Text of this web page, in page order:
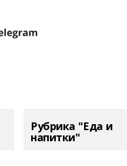
Рубрика "Еда и
напитки"